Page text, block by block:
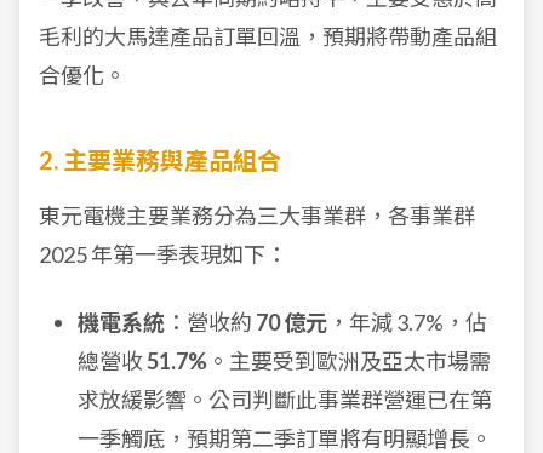
毛利的大馬達產品訂單回溫，預期將帶動產品組
合優化。
2. 主要業務與產品組合
東元電機主要業務分為三大事業群，各事業群
2025 年第一季表現如下：
機電系統 ：營收約 70 億元 ，年減 3.7%，佔
總營收51.7% 。主要受到歐洲及亞太市場需
求放緩影響。公司判斷此事業群營運已在第
一季觸底，預期第二季訂單將有明顯增長。